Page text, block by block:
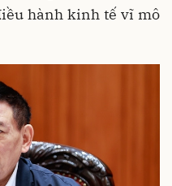
hành kinh tế vĩ mô